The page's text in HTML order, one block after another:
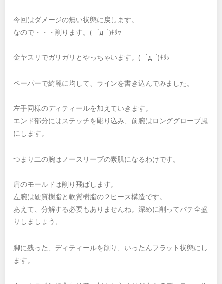
今回はダメージの無い状態に戻します。
なので・・・削ります。( ｰ`дｰ´)ｷﾘｯ
金ヤスリでガリガリとやっちゃいます。( ｰ`дｰ´)ｷﾘｯ
ペーパーで綺麗に均して、ラインを書き込んでみました。
左手同様のディティールを加えていきます。
エンド部分にはステッチを彫り込み、前腕はロンググローブ風
にします。
つまり二の腕はノースリーブの素肌になるわけです。
肩のモールドは削り飛ばします。
左腕は硬質樹脂と軟質樹脂の２ピース構造です。
あえて、分解する必要もありませんね。深めに削ってパテ全盛
りしましょう。
脚に残った、ディティールを削り、いったんフラット状態にし
ます。